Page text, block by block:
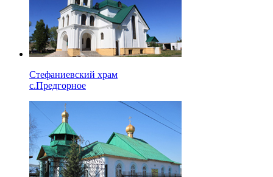
Стефаниевский храм
с.Предгорное